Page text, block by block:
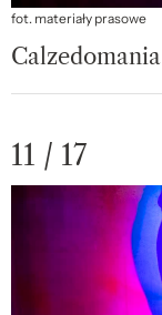
fot. materiały prasowe
Calzedomania
11 / 17